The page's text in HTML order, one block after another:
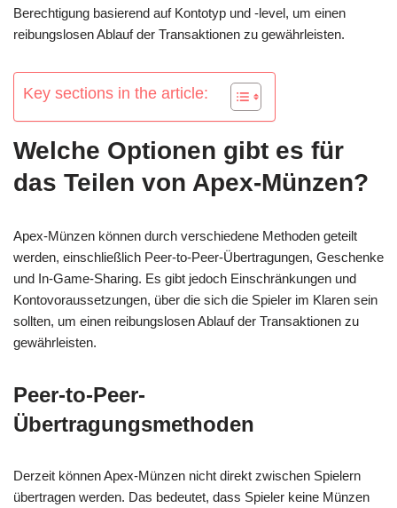
Berechtigung basierend auf Kontotyp und -level, um einen
reibungslosen Ablauf der Transaktionen zu gewährleisten.
Key sections in the article:
Welche Optionen gibt es für
das Teilen von Apex-Münzen?
Apex-Münzen können durch verschiedene Methoden geteilt
werden, einschließlich Peer-to-Peer-Übertragungen, Geschenke
und In-Game-Sharing. Es gibt jedoch Einschränkungen und
Kontovoraussetzungen, über die sich die Spieler im Klaren sein
sollten, um einen reibungslosen Ablauf der Transaktionen zu
gewährleisten.
Peer-to-Peer-
Übertragungsmethoden
Derzeit können Apex-Münzen nicht direkt zwischen Spielern
übertragen werden. Das bedeutet, dass Spieler keine Münzen